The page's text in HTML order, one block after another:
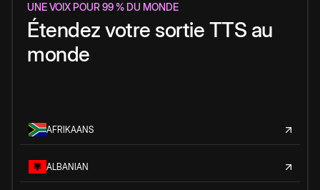
UNE VOIX POUR 99 % DU MONDE
Étendez votre sortie TTS au
monde
AFRIKAANS
ALBANIAN